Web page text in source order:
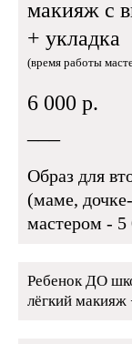
макияж с
+ укладка
(время работы
6 000 р.
Образ для
(маме,
мастером - 5
Ребенок ДО
лёгкий макияж